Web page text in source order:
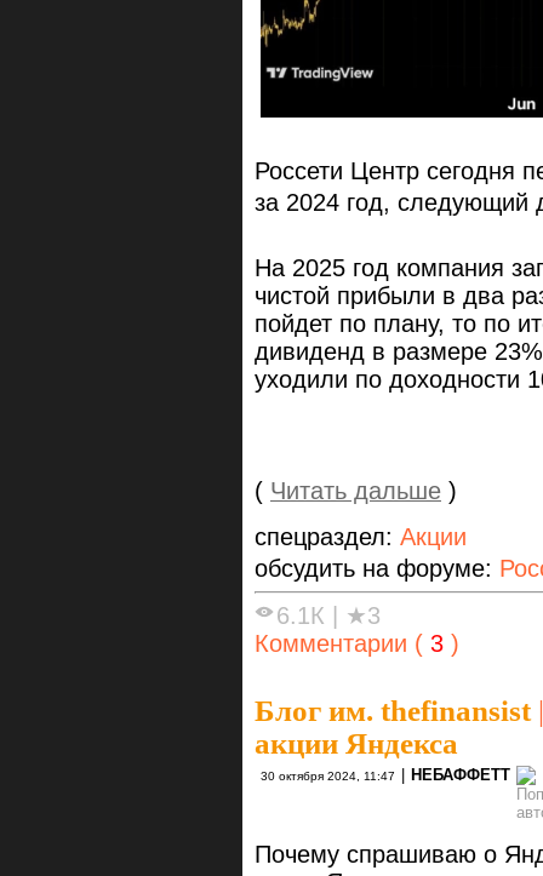
Россети Центр сегодня
за 2024 год, следующий
На 2025 год компания
чистой прибыли в два
пойдет по плану, то по
дивиденд в размере
уходили по доходности
( Читать дальше )
спецраздел: Акции
обсудить на форуме:
6.1К
★3
Комментарии ( 3 )
Блог им. thefinansist|
акции Яндекса
30 октября 2024, 11:47 НЕБАФФЕТТ
Почему спрашиваю о